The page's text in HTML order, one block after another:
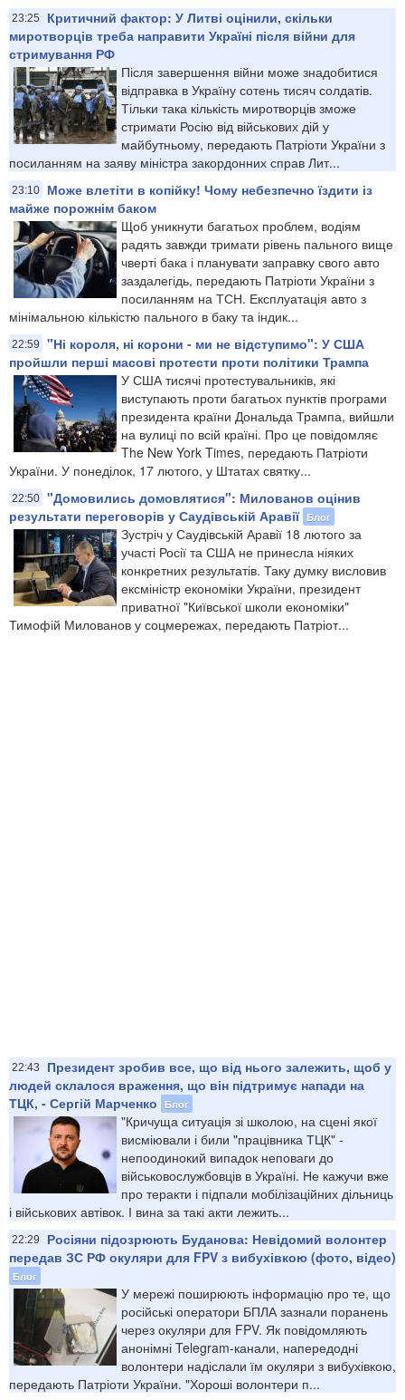
23:25
Критичний фактор: У Литві оцінили, скільки
миротворців треба направити Україні після війни для
стримування РФ
Після завершення війни може знадобитися
відправка в Україну сотень тисяч солдатів.
Тільки така кількість миротворців зможе
стримати Росію від військових дій у
майбутньому, передають Патріоти України з
посиланням на заяву міністра закордонних справ Лит...
23:10
Може влетіти в копійку! Чому небезпечно їздити із
майже порожнім баком
Щоб уникнути багатьох проблем, водіям
радять завжди тримати рівень пального вище
чверті бака і планувати заправку свого авто
заздалегідь, передають Патріоти України з
посиланням на ТСН. Експлуатація авто з
мінімальною кількістю пального в баку та індик...
22:59
"Ні короля, ні корони - ми не відступимо": У США
пройшли перші масові протести проти політики Трампа
У США тисячі протестувальників, які
виступають проти багатьох пунктів програми
президента країни Дональда Трампа, вийшли
на вулиці по всій країні. Про це повідомляє
The New York Times, передають Патріоти
України. У понеділок, 17 лютого, у Штатах святку...
22:50 "Домовились домовлятися": Милованов оцінив
результати переговорів у Саудівській Аравії Блог
Зустріч у Саудівській Аравії 18 лютого за
участі Росії та США не принесла ніяких
конкретних результатів. Таку думку висловив
ексміністр економіки України, президент
приватної "Київської школи економіки"
Тимофій Милованов у соцмережах, передають Патріот...
22:43
Президент зробив все, що від нього залежить, щоб у
людей склалося враження, що він підтримує напади на
ТЦК, - Сергій Марченко
Блог
"Кричуща ситуація зі школою, на сцені якої
висміювали і били "працівника ТЦК" -
непоодинокий випадок неповаги до
військовослужбовців в Україні. Не кажучи вже
про теракти і підпали мобілізаційних дільниць
і військових автівок. І вина за такі акти лежить...
22:29
Росіяни підозрюють Буданова: Невідомий волонтер
передав ЗС РФ окуляри для FPV з вибухівкою (фото, відео)
Блог
У мережі поширюють інформацію про те, що
російські оператори БПЛА зазнали поранень
через окуляри для FPV. Як повідомляють
анонімні Telegram-канали, напередодні
волонтери надіслали їм окуляри з вибухівкою,
передають Патріоти України. "Хороші волонтери п...